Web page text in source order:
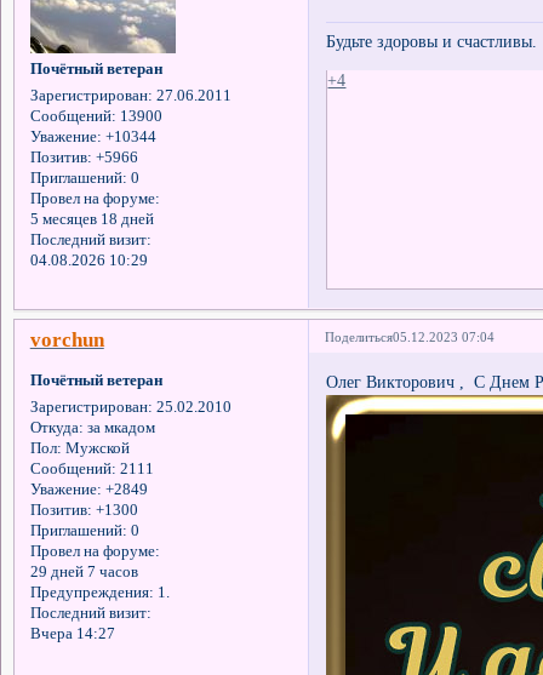
Почётный ветеран
Зарегистрирован: 27.06.2011
Сообщений: 13900
Уважение: +10344
Позитив: +5966
Приглашений: 0
Провел на форуме:
5 месяцев 18 дней
Последний визит:
04.08.2026 10:29
Будьте здоровы и счастливы.
+4
Поделиться05.12.2023 07:04
vorchun
Почётный ветеран
Зарегистрирован: 25.02.2010
Откуда: за мкадом
Пол: Мужской
Сообщений: 2111
Уважение: +2849
Позитив: +1300
Приглашений: 0
Провел на форуме:
29 дней 7 часов
Предупреждения: 1.
Последний визит:
Вчера 14:27
Олег Викторович , С Днем